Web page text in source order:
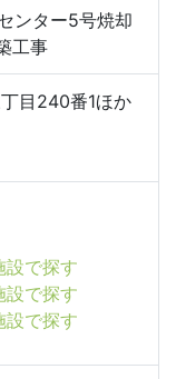
ンター5号焼却
工事
目240番1ほか
で探す
で探す
で探す